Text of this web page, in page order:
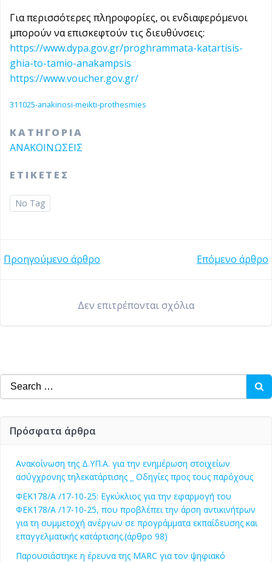
Για περισσότερες πληροφορίες, οι ενδιαφερόμενοι
μπορούν να επισκεφτούν τις διευθύνσεις:
https://www.dypa.gov.gr/proghrammata-katartisis-
ghia-to-tamio-anakampsis
https://www.voucher.gov.gr/
311025-anakinosi-meikti-prothesmies
ΚΑΤΗΓΟΡΙΑ
ΑΝΑΚΟΙΝΩΣΕΙΣ
ΕΤΙΚΕΤΕΣ
No Tag
Post
navigation
Προηγούμενο άρθρο
navigation
Επόμενο άρθρο
Δεν επιτρέπονται σχόλια
Search
for:
Πρόσφατα άρθρα
Ανακοίνωση της Δ.ΥΠ.Α. για την ενημέρωση στοιχείων
ασύγχρονης τηλεκατάρτισης _ Οδηγίες προς τους παρόχους
ΦΕΚ178/Α /17-10-25: Εγκύκλιος για την εφαρμογή του
ΦΕΚ178/Α /17-10-25, που προβλέπει την άρση αντικινήτρων
για τη συμμετοχή ανέργων σε προγράμματα εκπαίδευσης και
επαγγελματικής κατάρτισης.(άρθρο 98)
Παρουσιάστηκε η έρευνα της MARC για τον ψηφιακό